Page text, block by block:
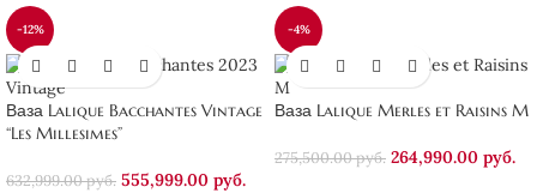
-12%
Ваза Lalique Bacchantes Vintage
“Les Millesimes”
632,999.00руб. 555,999.00 руб.
-4%
Ваза Lalique Merles et Raisins M
275,500.00руб. 264,990.00 руб.